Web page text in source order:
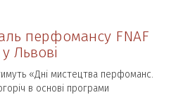
перфомансу FNAF
Львові
«Дні мистецтва перфоманс.
в основі програми